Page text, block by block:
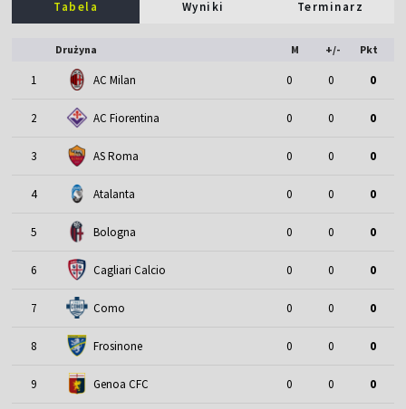
Tabela Wyniki Terminarz
Drużyna M +/- Pkt
1 AC Milan 0 0 0
2 AC Fiorentina 0 0 0
3 AS Roma 0 0 0
4 Atalanta 0 0 0
5 Bologna 0 0 0
6 Cagliari Calcio 0 0 0
7 Como 0 0 0
8 Frosinone 0 0 0
9 Genoa CFC 0 0 0